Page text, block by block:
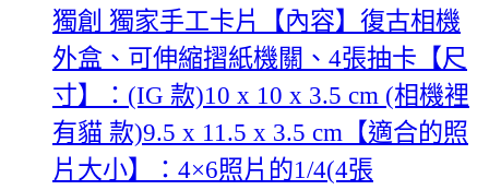
獨創 獨家手工卡片【內容】復古相機
外盒、可伸縮摺紙機關、4張抽卡【尺
寸】：(IG 款)10 x 10 x 3.5 cm (相機裡
有貓 款)9.5 x 11.5 x 3.5 cm【適合的照
片大小】：4×6照片的1/4(4張